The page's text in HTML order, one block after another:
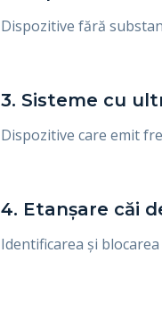
Dispozitive fără
3. Sisteme cu
Dispozitive care emit
4. Etanșare căi
Identificarea și